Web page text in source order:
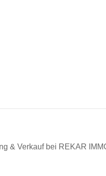
& Verkauf bei REKAR